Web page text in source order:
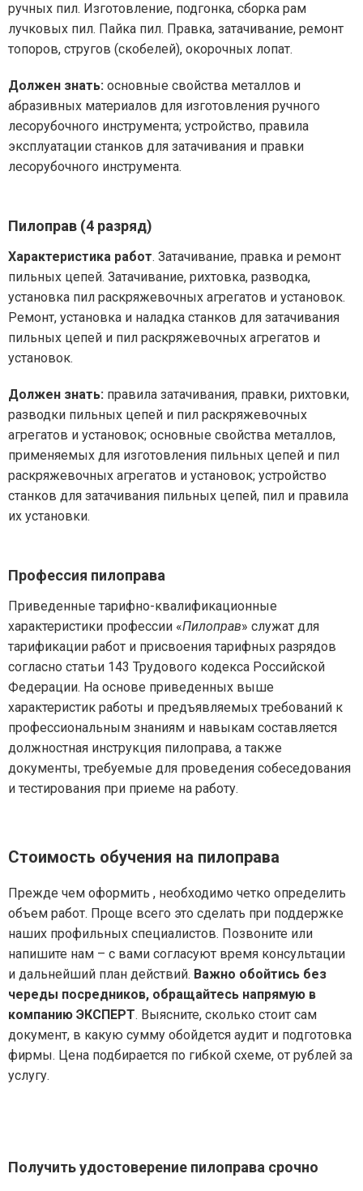
ручных пил. Изготовление, подгонка, сборка рам
лучковых пил. Пайка пил. Правка, затачивание, ремонт
топоров, стругов (скобелей), окорочных лопат.
Должен знать: основные свойства металлов и
абразивных материалов для изготовления ручного
лесорубочного инструмента; устройство, правила
эксплуатации станков для затачивания и правки
лесорубочного инструмента.
Пилоправ (4 разряд)
Характеристика работ. Затачивание, правка и ремонт
пильных цепей. Затачивание, рихтовка, разводка,
установка пил раскряжевочных агрегатов и установок.
Ремонт, установка и наладка станков для затачивания
пильных цепей и пил раскряжевочных агрегатов и
установок.
Должен знать: правила затачивания, правки, рихтовки,
разводки пильных цепей и пил раскряжевочных
агрегатов и установок; основные свойства металлов,
применяемых для изготовления пильных цепей и пил
раскряжевочных агрегатов и установок; устройство
станков для затачивания пильных цепей, пил и правила
их установки.
Профессия пилоправа
Приведенные тарифно-квалификационные
характеристики профессии «Пилоправ» служат для
тарификации работ и присвоения тарифных разрядов
согласно статьи 143 Трудового кодекса Российской
Федерации. На основе приведенных выше
характеристик работы и предъявляемых требований к
профессиональным знаниям и навыкам составляется
должностная инструкция пилоправа, а также
документы, требуемые для проведения собеседования
и тестирования при приеме на работу.
Стоимость обучения на пилоправа
Прежде чем оформить , необходимо четко определить
объем работ. Проще всего это сделать при поддержке
наших профильных специалистов. Позвоните или
напишите нам – с вами согласуют время консультации
и дальнейший план действий. Важно обойтись без
череды посредников, обращайтесь напрямую в
компанию ЭКСПЕРТ. Выясните, сколько стоит сам
документ, в какую сумму обойдется аудит и подготовка
фирмы. Цена подбирается по гибкой схеме, от рублей за
услугу.
Получить удостоверение пилоправа срочно